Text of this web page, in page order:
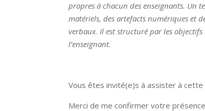
propres à chacun des enseignants. Un
matériels, des artefacts numériques et
verbaux. Il est structuré par les
l’enseignant.
Vous êtes invité(e)s à assister à cette
Merci de me confirmer votre